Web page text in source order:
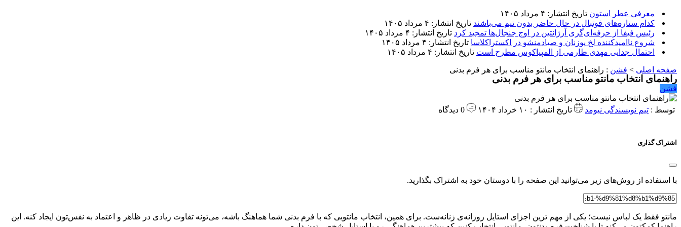
معرفی عطر استون تاریخ انتشار: ۴ مرداد ۱۴۰۵
کدام ستاره‌های فوتبال در حال حاضر بدون تیم می‌باشند تاریخ انتشار: ۴ مرداد ۱۴۰۵
رئیس فیفا از حرفه‌ای‌گری آرژانتین در اوج جنجال‌ها تمجید کرد تاریخ انتشار: ۴ مرداد ۱۴۰۵
شروع ناامیدکننده لخ پوزنان و صیادمنشو در اکستراکلاسا تاریخ انتشار: ۴ مرداد ۱۴۰۵
احتمال جدایی مهدی طارمی از المپیاکوس مطرح است تاریخ انتشار: ۴ مرداد ۱۴۰۵
صفحه اصلی > فشن : راهنمای انتخاب مانتو مناسب برای هر فرم بدنی
راهنمای انتخاب مانتو مناسب برای هر فرم بدنی
فشن
توسط : تیم نویسندگی نیومد تاریخ انتشار : ۱۰ خرداد ۱۴۰۴
اشتراک گذاری
با استفاده از روش‌های زیر می‌توانید این صفحه را با دوستان خود به اشتراک بگذارید.
مانتو فقط یک لباس نیست؛ یکی از مهم ‌ترین اجزای استایل روزانه‌ی زنانه‌ست. برای همین، انتخاب مانتویی که با فرم بدنی شما هماهنگ باشه، می‌تونه تفاوت زیادی در ظاهر و اعتماد به ‌نفس‌تون ایجاد کنه. این